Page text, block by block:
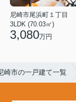
尼崎市尾浜町１丁目
3LDK (70.03㎡)
3,080万円
崎市の一戸建て一覧